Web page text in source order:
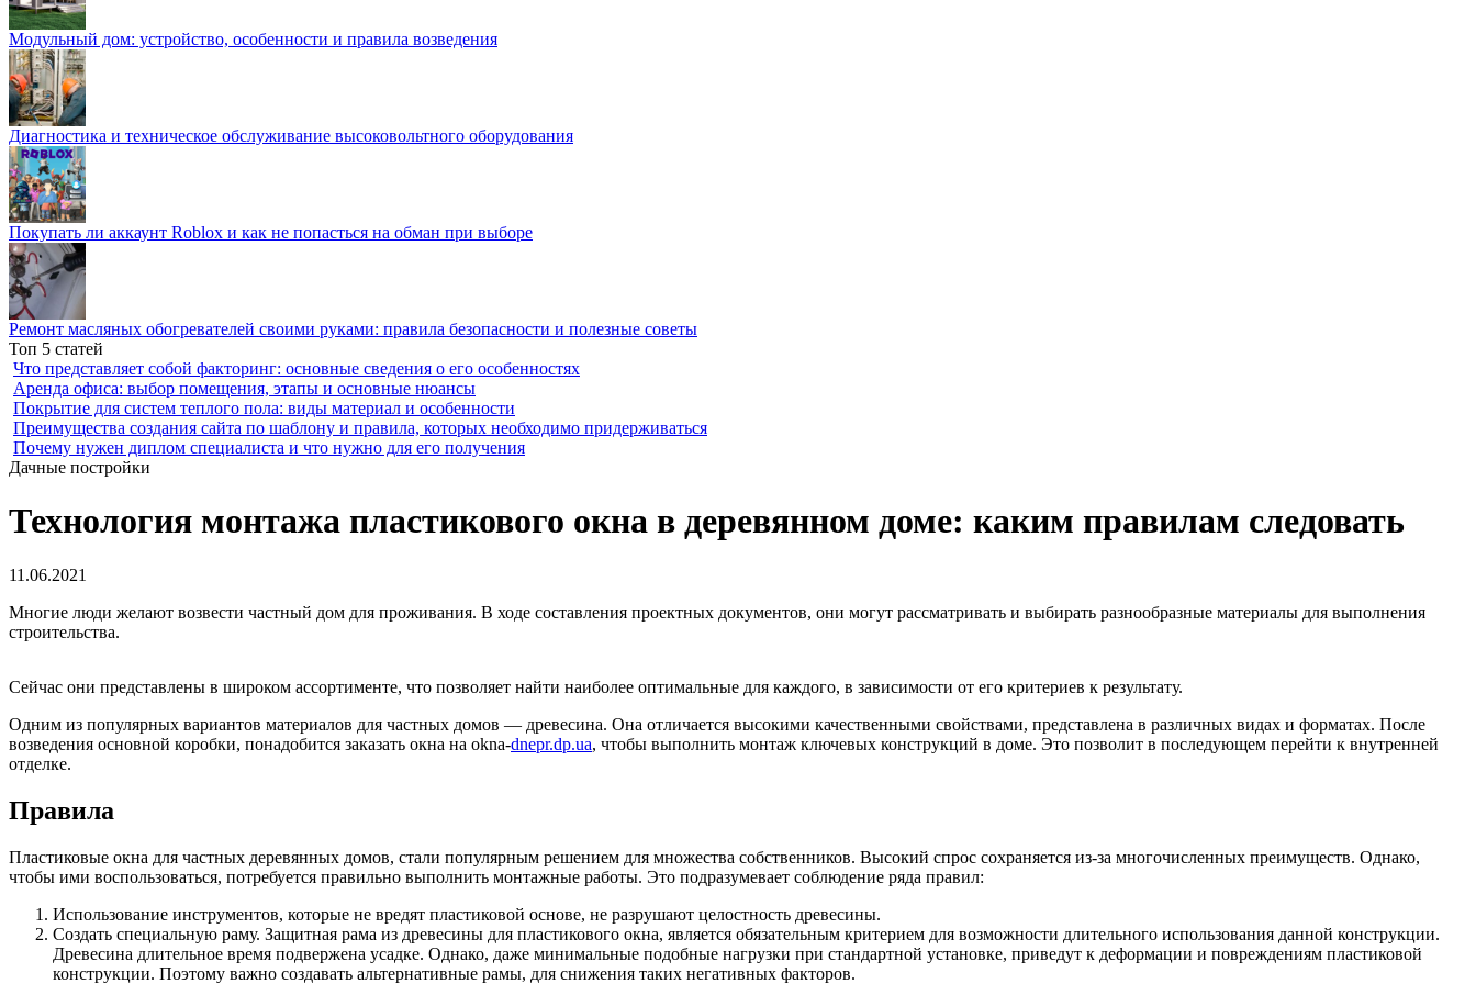
Модульный дом: устройство, особенности и правила возведения
Диагностика и техническое обслуживание высоковольтного оборудования
Покупать ли аккаунт Roblox и как не попасться на обман при выборе
Ремонт масляных обогревателей своими руками: правила безопасности и полезные советы
Топ 5 статей
Что представляет собой факторинг: основные сведения о его особенностях
Аренда офиса: выбор помещения, этапы и основные нюансы
Покрытие для систем теплого пола: виды материал и особенности
Преимущества создания сайта по шаблону и правила, которых необходимо придерживаться
Почему нужен диплом специалиста и что нужно для его получения
Дачные постройки
Технология монтажа пластикового окна в деревянном доме: каким правилам следовать
11.06.2021
Многие люди желают возвести частный дом для проживания. В ходе составления проектных документов, они могут рассматривать и выбирать разнообразные материалы для выполнения
строительства.
Сейчас они представлены в широком ассортименте, что позволяет найти наиболее оптимальные для каждого, в зависимости от его критериев к результату.
Одним из популярных вариантов материалов для частных домов — древесина. Она отличается высокими качественными свойствами, представлена в различных видах и форматах. После
возведения основной коробки, понадобится заказать окна на okna-dnepr.dp.ua, чтобы выполнить монтаж ключевых конструкций в доме. Это позволит в последующем перейти к внутренней
отделке.
Правила
Пластиковые окна для частных деревянных домов, стали популярным решением для множества собственников. Высокий спрос сохраняется из-за многочисленных преимуществ. Однако,
чтобы ими воспользоваться, потребуется правильно выполнить монтажные работы. Это подразумевает соблюдение ряда правил:
Использование инструментов, которые не вредят пластиковой основе, не разрушают целостность древесины.
Создать специальную раму. Защитная рама из древесины для пластикового окна, является обязательным критерием для возможности длительного использования данной конструкции.
Древесина длительное время подвержена усадке. Однако, даже минимальные подобные нагрузки при стандартной установке, приведут к деформации и повреждениям пластиковой
конструкции. Поэтому важно создавать альтернативные рамы, для снижения таких негативных факторов.